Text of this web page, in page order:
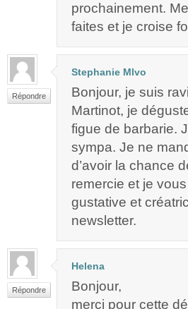
prochainement.
faites et je croise
Répondre
Stephanie Mlvo
Bonjour, je suis
Martinot, je
figue de barbarie.
sympa. Je ne
d’avoir la chance
remercie et je
gustative et
newsletter.
Répondre
Helena
Bonjour,
merci pour cette